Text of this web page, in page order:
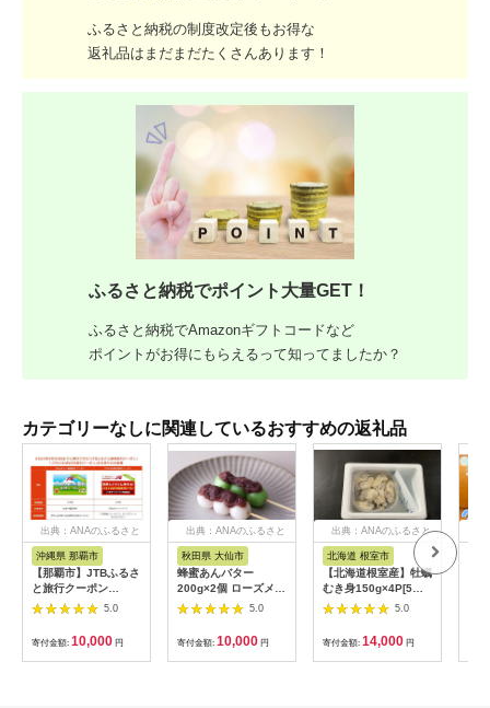
ふるさと納税の制度改定後もお得な
返礼品はまだまだたくさんあります！
ふるさと納税でポイント大量GET！
ふるさと納税でAmazonギフトコードなど
ポイントがお得にもらえるって知ってましたか？
カテゴリーなしに関連しているおすすめの返礼品
出典：ANAのふるさと
沖縄県 那覇市
【那覇市】JTBふるさ
と旅行クーポン
（3,000円分）有効期
間3年（Eメール発
行）｜旅行 トラベル
予約 国内旅行 JTB 宿
泊 観光 体験 旅行券
5.0
寄付金額: 10,000 円
出典：ANAのふるさと
秋田県 大仙市
蜂蜜あんバター
200g×2個 ローズメイ
[あんバター はちみ
つ 発酵バター あん
こ 水あめ不使用 秋
田県 大仙市]
5.0
寄付金額: 10,000 円
出典：ANAのふるさと
納税
北海道 根室市
【北海道根室産】牡蠣
むき身150g×4P[5月
下旬以降発送] A-
5.0
寄付金額: 14,000 円